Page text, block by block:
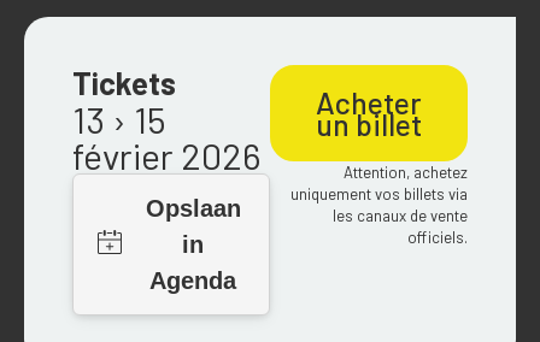
Tickets
13 › 15
février 2026
Acheter
un billet
Attention, achetez
uniquement vos billets via
les canaux de vente
officiels.